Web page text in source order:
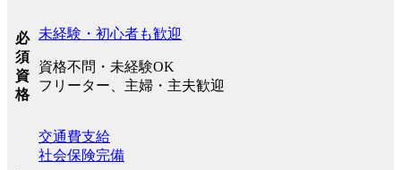
必
須
資
格
未経験・初心者も歓迎
資格不問・未経験OK
フリーター、主婦・主夫歓迎
交通費支給
社会保険完備